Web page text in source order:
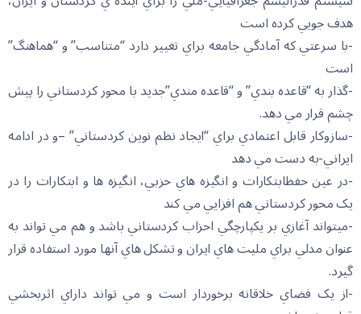
هدف جويي کرده است
-با سرعتي که آمادگي جامعه براي تغيير دارد “متناسب” و “هماهنگ”
است
-گذار به “قاعده بندي” و “قاعده مندي”جديد با محور کردستاني را پيش
چشم قرار مي دهد.
-سازوکار قابل اعتمادي براي “ايجاد نظم نوين کردستاني” –و در ادامه
ايراني-به دست مي دهد
-در عين حفظابتکارات و انگيزه هاي حزبي، انگيزه ها و ابتکارات را در
يک محور کردستاني هم افزايي مي کند
-ميتواند آغازي بر يکپارچگي احزاب کردستاني باشد و هم مي تواند به
عنوان مدلي براي مليت هاي ايران و تشکل هاي آنها مورد استفاده قرار
گيرد.
-از يک فضاي خلاقانه برخوردار است و مي تواند داراي اثربخشي